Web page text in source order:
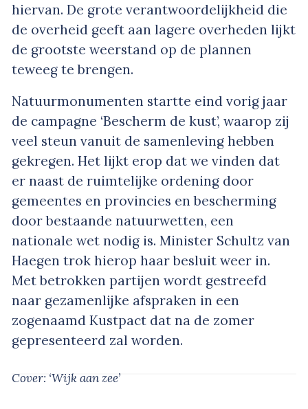
hiervan. De grote verantwoordelijkheid die
de overheid geeft aan lagere overheden lijkt
de grootste weerstand op de plannen
teweeg te brengen.
Natuurmonumenten startte eind vorig jaar
de campagne ‘Bescherm de kust’, waarop zij
veel steun vanuit de samenleving hebben
gekregen. Het lijkt erop dat we vinden dat
er naast de ruimtelijke ordening door
gemeentes en provincies en bescherming
door bestaande natuurwetten, een
nationale wet nodig is. Minister Schultz van
Haegen trok hierop haar besluit weer in.
Met betrokken partijen wordt gestreefd
naar gezamenlijke afspraken in een
zogenaamd Kustpact dat na de zomer
gepresenteerd zal worden.
Cover: ‘Wijk aan zee’